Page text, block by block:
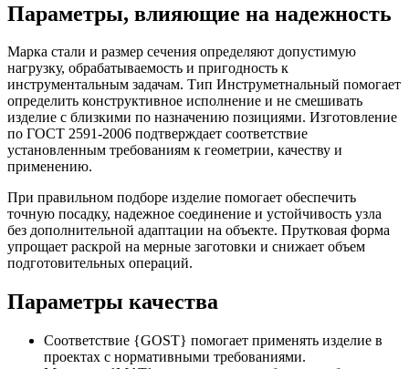
Параметры, влияющие на надежность
Марка стали и размер сечения определяют допустимую
нагрузку, обрабатываемость и пригодность к
инструментальным задачам. Тип Инструметнальный помогает
определить конструктивное исполнение и не смешивать
изделие с близкими по назначению позициями. Изготовление
по ГОСТ 2591-2006 подтверждает соответствие
установленным требованиям к геометрии, качеству и
применению.
При правильном подборе изделие помогает обеспечить
точную посадку, надежное соединение и устойчивость узла
без дополнительной адаптации на объекте. Прутковая форма
упрощает раскрой на мерные заготовки и снижает объем
подготовительных операций.
Параметры качества
Соответствие {GOST} помогает применять изделие в
проектах с нормативными требованиями.